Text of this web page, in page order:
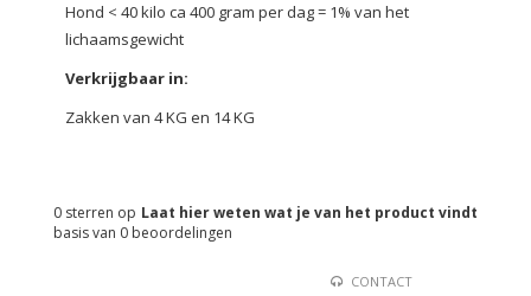
Hond < 40 kilo ca 400 gram per dag = 1% van het
lichaamsgewicht
Verkrijgbaar in:
Zakken van 4 KG en 14 KG
Laat hier weten wat je van het product vindt
0 sterren op
basis van 0 beoordelingen
CONTACT